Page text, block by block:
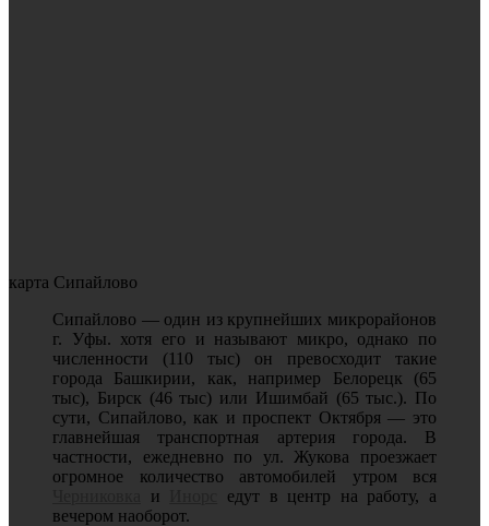
карта Сипайлово
Сипайлово — один из крупнейших микрорайонов
г. Уфы. хотя его и называют микро, однако по
численности (110 тыс) он превосходит такие
города Башкирии, как, например Белорецк (65
тыс), Бирск (46 тыс) или Ишимбай (65 тыс.). По
сути, Сипайлово, как и проспект Октября — это
главнейшая транспортная артерия города. В
частности, ежедневно по ул. Жукова проезжает
огромное количество автомобилей утром вся
и
едут в центр на работу, а
вечером наоборот.